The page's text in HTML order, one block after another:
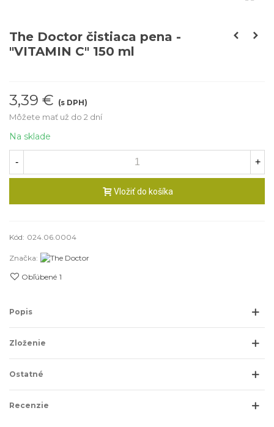
The Doctor čistiaca pena -
"VITAMIN C" 150 ml
3,39 € (s DPH)
Môžete mať už do 2 dní
Na sklade
- +
Vložiť do košíka
Kód: 024.06.0004
Značka:
Obľúbené 1
Popis
Zloženie
Ostatné
Recenzie